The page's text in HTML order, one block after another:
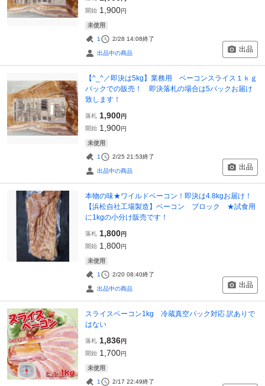
開始 1,900円
未使用
1 2/28 14:08終了
出品中の商品 出品
【^_^／即決は5kg】業務用 ベーコンスライス１ｋｇ
パックでの販売！ 即決落札の場合は5パックお届け
致します！
落札 1,900円
開始 1,900円
未使用
1 2/25 21:53終了
出品中の商品 出品
本物の味★ワイルドベーコン！即決は4.8kgお届け！
【浜松自社工場製造】ベーコン ブロック ★試食用
に1kgの小分け販売です！
落札 1,800円
開始 1,800円
未使用
1 2/20 08:40終了
出品中の商品 出品
スライスベーコン1kg 冷蔵真空パック対応 訳ありで
はない
落札 1,836円
開始 1,700円
未使用
1 2/17 22:49終了